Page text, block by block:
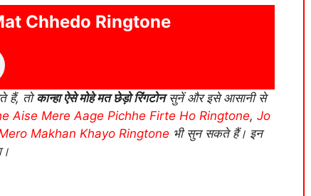
Chhedo Ringtone
हैं, तोकान्हा ऐसे मोहे मत छेड़ो रिंगटोनसुनें और इसे आसानी से
Aise Mere Aage Pichhe Firte Ho Ringtone, Jo
Makhan Khayo Ringtone भी सुन सकते हैं। इन